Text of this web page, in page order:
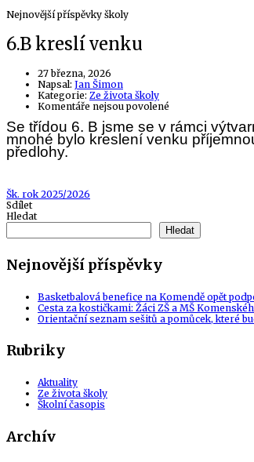
Nejnovější příspěvky školy
6.B kreslí venku
27 března, 2026
Napsal: Author
Jan Šimon
Kategorie: Ze života školy
Komentáře nejsou povolené
s
názvem
Se třídou 6. B jsme se v rámci
mnohé bylo kreslení venku
předlohy.
Tags
Šk. rok 2025/2026
Sdílet
Hledat
Hledat
Nejnovější příspěvky
Basketbalová benefice na Komendě opět
Cesta za kostičkami: Žáci ZŠ a MŠ
Orientační seznam sešitů a pomůcek, které
Rubriky
Aktuality
Ze života školy
Školní časopis
Archív